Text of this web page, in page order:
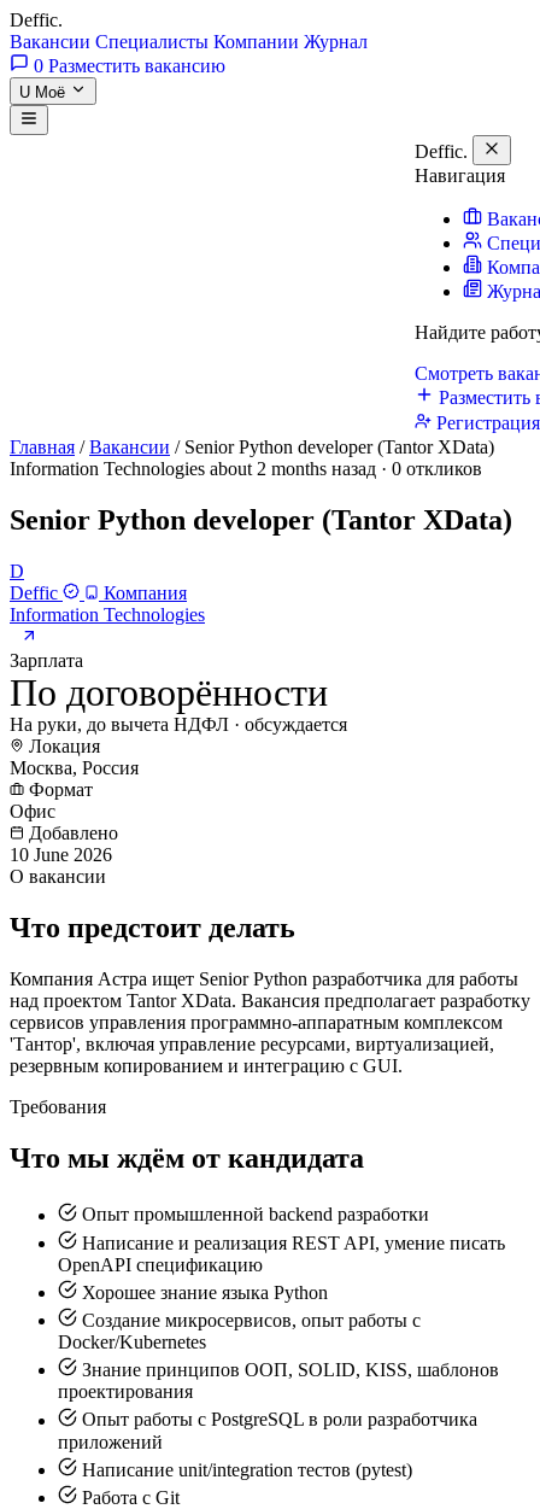
Deffic.
Вакансии Специалисты Компании Журнал
0 Разместить вакансию
U Моё
Deffic.
Навигация
Найдите
Смотреть
Разместить
Главная / Вакансии / Senior Python developer (Tantor XData)
Information Technologies about 2 months назад · 0 откликов
Senior Python developer (Tantor XData)
D
Deffic
Компания
Information Technologies
Зарплата
По договорённости
На руки, до вычета НДФЛ · обсуждается
Локация
Москва, Россия
Формат
Офис
Добавлено
10 June 2026
О вакансии
Что предстоит делать
Компания Астра ищет Senior Python разработчика для работы
над проектом Tantor XData. Вакансия предполагает разработку
сервисов управления программно-аппаратным комплексом
'Тантор', включая управление ресурсами, виртуализацией,
резервным копированием и интеграцию с GUI.
Требования
Что мы ждём от кандидата
Опыт промышленной backend разработки
Написание и реализация REST API, умение писать
OpenAPI спецификацию
Хорошее знание языка Python
Создание микросервисов, опыт работы с
Docker/Kubernetes
Знание принципов ООП, SOLID, KISS, шаблонов
проектирования
Опыт работы с PostgreSQL в роли разработчика
приложений
Написание unit/integration тестов (pytest)
Работа с Git